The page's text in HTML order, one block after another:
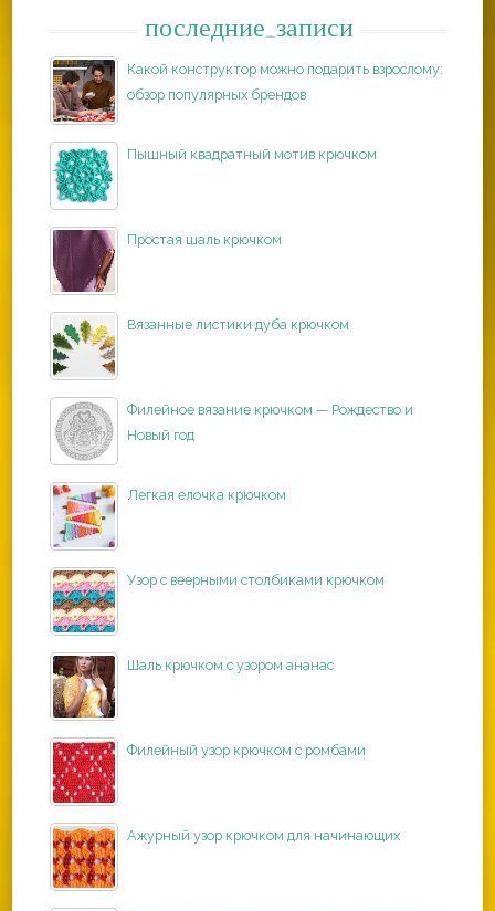
последние_записи
Какой конструктор можно подарить взрослому:
обзор популярных брендов
Пышный квадратный мотив крючком
Простая шаль крючком
Вязанные листики дуба крючком
Филейное вязание крючком — Рождество и
Новый год
Легкая елочка крючком
Узор с веерными столбиками крючком
Шаль крючком с узором ананас
Филейный узор крючком с ромбами
Ажурный узор крючком для начинающих